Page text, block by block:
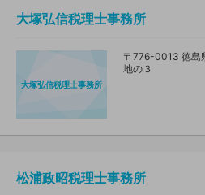
大塚弘信税理士事務所
大塚弘信税理士事務所
〒776-0013 徳島
地の３
松浦政昭税理士事務所